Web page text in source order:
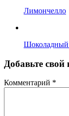
Лимончелло
Шоколадный
Добавьте
Комментарий *